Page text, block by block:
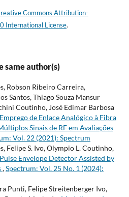
Commons Attribution-
International License.
same author(s)
Robson Ribeiro Carreira,
Santos, Thiago Souza Mansur
Coutinho, José Edimar Barbosa
de Enlace Analógico à Fibra
Sinais de RF em Avaliações
Vol. 22 (2021): Spectrum
Felipe S. Ivo, Olympio L. Coutinho,
Envelope Detector Assisted by
,Spectrum: Vol. 25 No. 1 (2024):
Punti, Felipe Streitenberger Ivo,